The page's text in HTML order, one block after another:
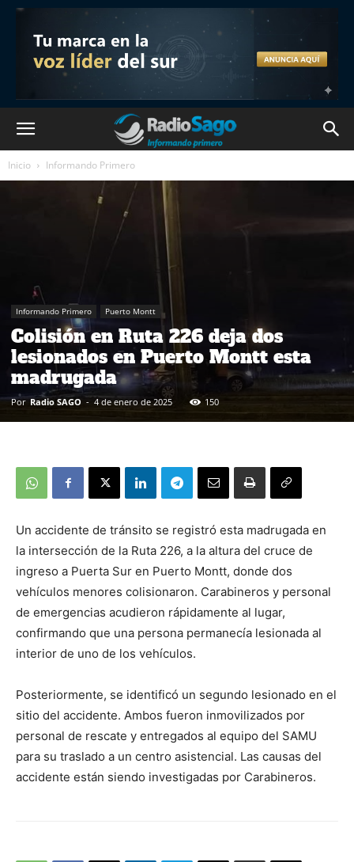
Inicio Informando Primero
Informando Primero Puerto Montt
Colisión en Ruta 226 deja dos
lesionados en Puerto Montt esta
madrugada
Por Radio SAGO - 4 de enero de 2025 150
Un accidente de tránsito se registró esta madrugada en
la intersección de la Ruta 226, a la altura del cruce de
ingreso a Puerta Sur en Puerto Montt, donde dos
vehículos menores colisionaron. Carabineros y personal
de emergencias acudieron rápidamente al lugar,
confirmando que una persona permanecía lesionada al
interior de uno de los vehículos.
Posteriormente, se identificó un segundo lesionado en el
sitio del accidente. Ambos fueron inmovilizados por
personal de rescate y entregados al equipo del SAMU
para su traslado a un centro asistencial. Las causas del
accidente están siendo investigadas por Carabineros.